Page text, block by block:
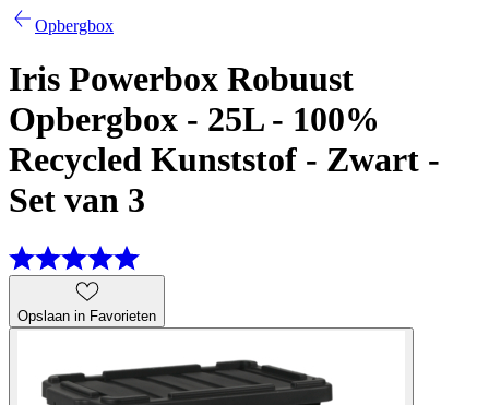
Opbergbox
Iris Powerbox Robuust
Opbergbox - 25L - 100%
Recycled Kunststof - Zwart -
Set van 3
Opslaan in Favorieten